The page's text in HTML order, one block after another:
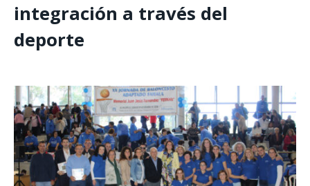
integración a través del
deporte